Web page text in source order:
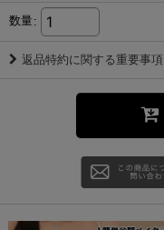
数量:
返品特約に関する重要事項